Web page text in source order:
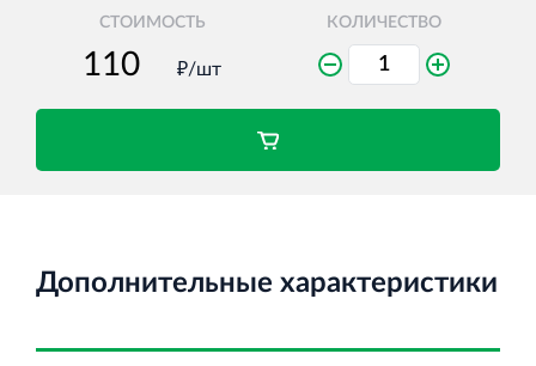
Испытательный комплекс ПКТИ
СТОИМОСТЬ
₽/шт
КОЛИЧЕСТВО
Дополнительные характеристики